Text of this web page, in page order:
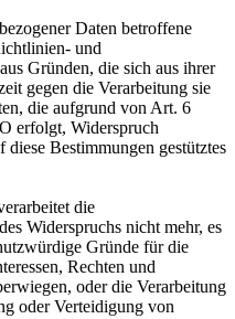
Daten betroffene
und
Gründen, die sich aus ihrer
gegen die Verarbeitung sie
die aufgrund von Art. 6
erfolgt, Widerspruch
Bestimmungen gestütztes
die
Widerspruchs nicht mehr, es
Gründe für die
Rechten und
oder die Verarbeitung
oder Verteidigung von